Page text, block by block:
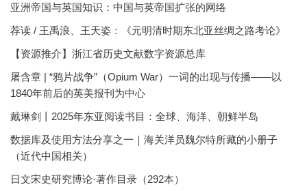
亚洲帝国与英国知识：中国与英帝国扩张的网络
荐读 / 王禹浪、王天姿：《元明清时期东北亚丝绸之路考论》
【资源推介】浙江省历史文献数字资源总库
屠含章 | “鸦片战争”（Opium War）一词的出现与传播——以
1840年前后的英美报刊为中心
戴琳剑丨2025年东亚阅读书目：全球、海洋、朝鲜半岛
数据库及使用方法分享之一｜海关洋员魏尔特所藏的小册子
（近代中国相关）
日文宋史研究博论·著作目录（292本）